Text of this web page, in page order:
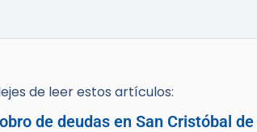
de leer estos artículos:
de deudas en San Cristóbal